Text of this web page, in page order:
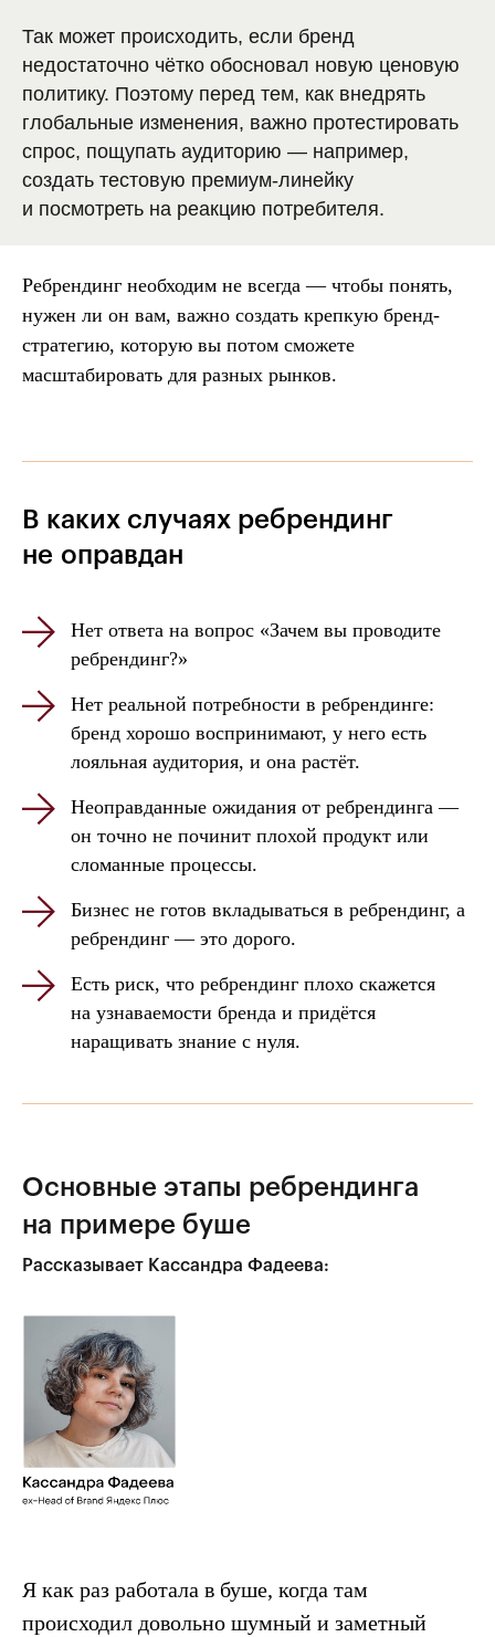
Так может происходить, если бренд
недостаточно чётко обосновал новую ценовую
политику. Поэтому перед тем, как внедрять
глобальные изменения, важно протестировать
спрос, пощупать аудиторию — например,
создать тестовую премиум-линейку
и посмотреть на реакцию потребителя.
Ребрендинг необходим не всегда — чтобы понять,
нужен ли он вам, важно создать крепкую бренд-
стратегию, которую вы потом сможете
масштабировать для разных рынков.
В каких случаях ребрендинг
не оправдан
Нет ответа на вопрос «Зачем вы проводите
ребрендинг?»
Нет реальной потребности в ребрендинге:
бренд хорошо воспринимают, у него есть
лояльная аудитория, и она растёт.
Неоправданные ожидания от ребрендинга —
он точно не починит плохой продукт или
сломанные процессы.
Бизнес не готов вкладываться в ребрендинг, а
ребрендинг — это дорого.
Есть риск, что ребрендинг плохо скажется
на узнаваемости бренда и придётся
наращивать знание с нуля.
Основные этапы ребрендинга
на примере буше
Рассказывает Кассандра Фадеева:
Я как раз работала в буше, когда там
происходил довольно шумный и заметный